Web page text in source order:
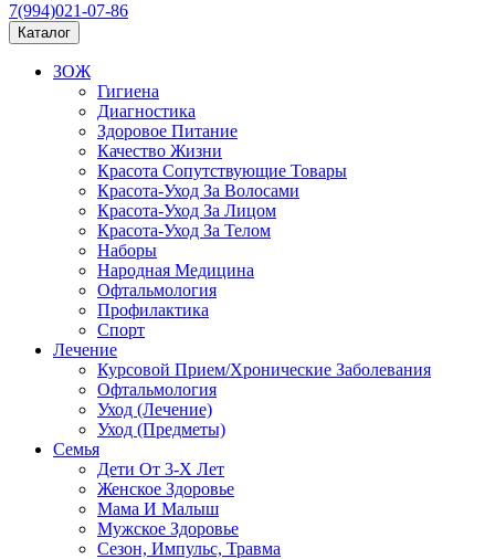
7(994)021-07-86
Каталог
ЗОЖ
Гигиена
Диагностика
Здоровое Питание
Качество Жизни
Красота Сопутствующие Товары
Красота-Уход За Волосами
Красота-Уход За Лицом
Красота-Уход За Телом
Наборы
Народная Медицина
Офтальмология
Профилактика
Спорт
Лечение
Курсовой Прием/Хронические Заболевания
Офтальмология
Уход (Лечение)
Уход (Предметы)
Семья
Дети От 3-Х Лет
Женское Здоровье
Мама И Малыш
Мужское Здоровье
Сезон, Импульс, Травма